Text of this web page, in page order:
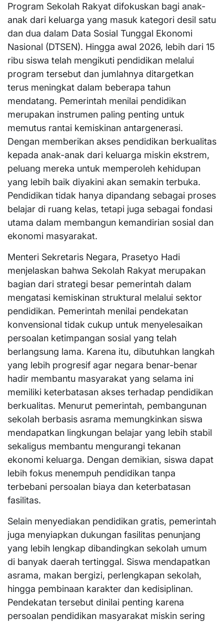
Program Sekolah Rakyat difokuskan bagi anak-
anak dari keluarga yang masuk kategori desil satu
dan dua dalam Data Sosial Tunggal Ekonomi
Nasional (DTSEN). Hingga awal 2026, lebih dari 15
ribu siswa telah mengikuti pendidikan melalui
program tersebut dan jumlahnya ditargetkan
terus meningkat dalam beberapa tahun
mendatang. Pemerintah menilai pendidikan
merupakan instrumen paling penting untuk
memutus rantai kemiskinan antargenerasi.
Dengan memberikan akses pendidikan berkualitas
kepada anak-anak dari keluarga miskin ekstrem,
peluang mereka untuk memperoleh kehidupan
yang lebih baik diyakini akan semakin terbuka.
Pendidikan tidak hanya dipandang sebagai proses
belajar di ruang kelas, tetapi juga sebagai fondasi
utama dalam membangun kemandirian sosial dan
ekonomi masyarakat.
Menteri Sekretaris Negara, Prasetyo Hadi
menjelaskan bahwa Sekolah Rakyat merupakan
bagian dari strategi besar pemerintah dalam
mengatasi kemiskinan struktural melalui sektor
pendidikan. Pemerintah menilai pendekatan
konvensional tidak cukup untuk menyelesaikan
persoalan ketimpangan sosial yang telah
berlangsung lama. Karena itu, dibutuhkan langkah
yang lebih progresif agar negara benar-benar
hadir membantu masyarakat yang selama ini
memiliki keterbatasan akses terhadap pendidikan
berkualitas. Menurut pemerintah, pembangunan
sekolah berbasis asrama memungkinkan siswa
mendapatkan lingkungan belajar yang lebih stabil
sekaligus membantu mengurangi tekanan
ekonomi keluarga. Dengan demikian, siswa dapat
lebih fokus menempuh pendidikan tanpa
terbebani persoalan biaya dan keterbatasan
fasilitas.
Selain menyediakan pendidikan gratis, pemerintah
juga menyiapkan dukungan fasilitas penunjang
yang lebih lengkap dibandingkan sekolah umum
di banyak daerah tertinggal. Siswa mendapatkan
asrama, makan bergizi, perlengkapan sekolah,
hingga pembinaan karakter dan kedisiplinan.
Pendekatan tersebut dinilai penting karena
persoalan pendidikan masyarakat miskin sering